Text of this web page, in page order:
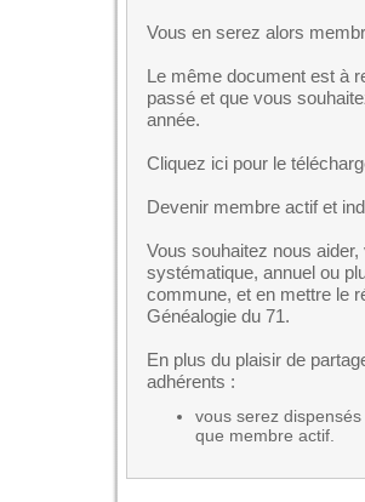
Vous en serez alors
Le même document est à
passé et que vous
année.
Cliquez ici pour le
Devenir membre actif et
Vous souhaitez nous
systématique, annuel ou
commune, et en mettre le
Généalogie du 71.
En plus du plaisir de
adhérents :
vous serez
que membre actif.